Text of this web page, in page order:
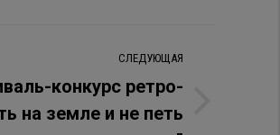
СЛЕДУЮЩАЯ
конкурс ретро-
на земле и не петь